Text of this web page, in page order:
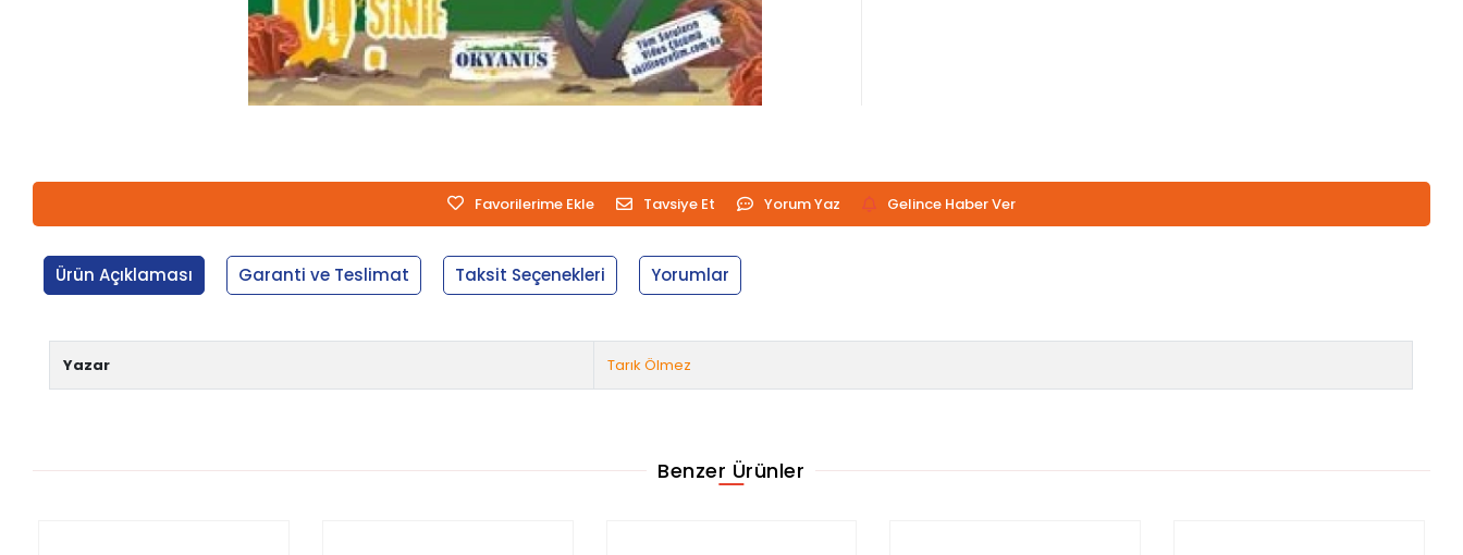
Favorilerime Ekle Tavsiye Et Yorum Yaz Gelince Haber Ver
Ürün Açıklaması Garanti ve Teslimat Taksit Seçenekleri Yorumlar
Yazar Tarık Ölmez
Benzer Ürünler